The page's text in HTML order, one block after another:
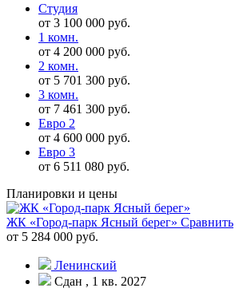
Студия
от 3 100 000 руб.
1 комн.
от 4 200 000 руб.
2 комн.
от 5 701 300 руб.
3 комн.
от 7 461 300 руб.
Евро 2
от 4 600 000 руб.
Евро 3
от 6 511 080 руб.
Планировки и цены
ЖК «Город-парк Ясный берег» Сравнить
от 5 284 000 руб.
Ленинский
Сдан , 1 кв. 2027